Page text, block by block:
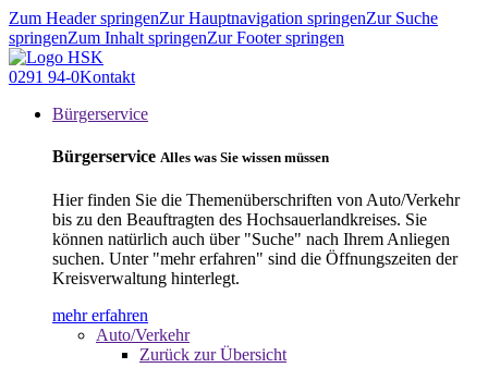
Zum Header springenZur Hauptnavigation springenZur Suche
springenZum Inhalt springenZur Footer springen
0291 94-0Kontakt
Bürgerservice
Bürgerservice Alles was Sie wissen müssen
Hier finden Sie die Themenüberschriften von Auto/Verkehr
bis zu den Beauftragten des Hochsauerlandkreises. Sie
können natürlich auch über "Suche" nach Ihrem Anliegen
suchen. Unter "mehr erfahren" sind die Öffnungszeiten der
Kreisverwaltung hinterlegt.
mehr erfahren
Auto/Verkehr
Zurück zur Übersicht